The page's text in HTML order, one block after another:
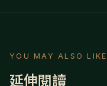
YOU MAY ALSO LIKE
延伸閱讀